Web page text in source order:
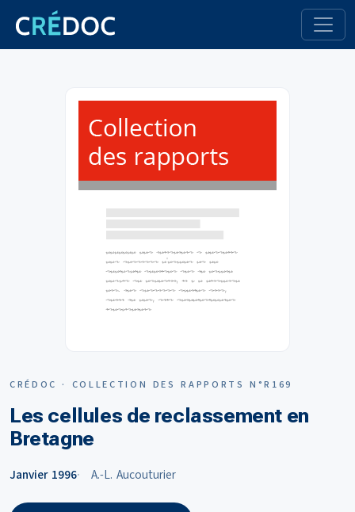
CRÉDOC · COLLECTION DES RAPPORTS N°R169
Les cellules de reclassement en
Bretagne
Janvier 1996 A.-L. Aucouturier